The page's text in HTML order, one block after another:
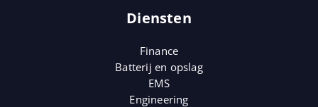
Diensten
Finance
Batterij en opslag
EMS
Engineering